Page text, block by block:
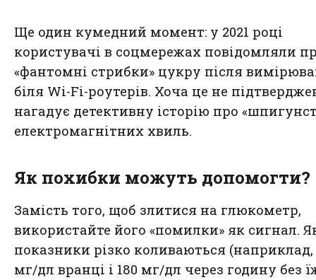
Ще один кумедний момент: у 2021 році
користувачі в соцмережах повідомляли
«фантомні стрибки» цукру після
біля Wi-Fi-роутерів. Хоча це не
нагадує детективну історію про
електромагнітних хвиль.
Як похибки можуть допомогти?
Замість того, щоб злитися на глюкометр,
використайте його «помилки» як сигнал.
показники різко коливаються (наприклад,
мг/дл вранці і 180 мг/дл через годину без